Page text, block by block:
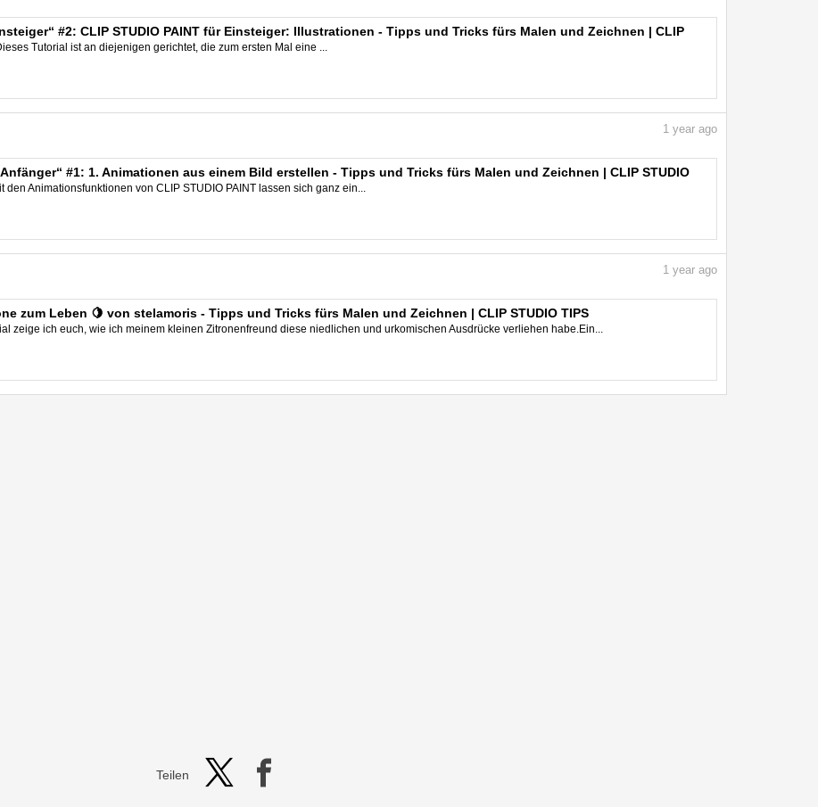
#2: CLIP STUDIO PAINT für Einsteiger: Illustrationen - Tipps und Tricks fürs Malen und Zeichnen | CLIP
Tutorial ist an diejenigen gerichtet, die zum ersten Mal eine ...
1 year ago
#1: 1. Animationen aus einem Bild erstellen - Tipps und Tricks fürs Malen und Zeichnen | CLIP STUDIO
den Animationsfunktionen von CLIP STUDIO PAINT lassen sich ganz ein...
1 year ago
zum Leben 🍋 von stelamoris - Tipps und Tricks fürs Malen und Zeichnen | CLIP STUDIO TIPS
zeige ich euch, wie ich meinem kleinen Zitronenfreund diese niedlichen und urkomischen Ausdrücke verliehen habe.Ein...
Teilen